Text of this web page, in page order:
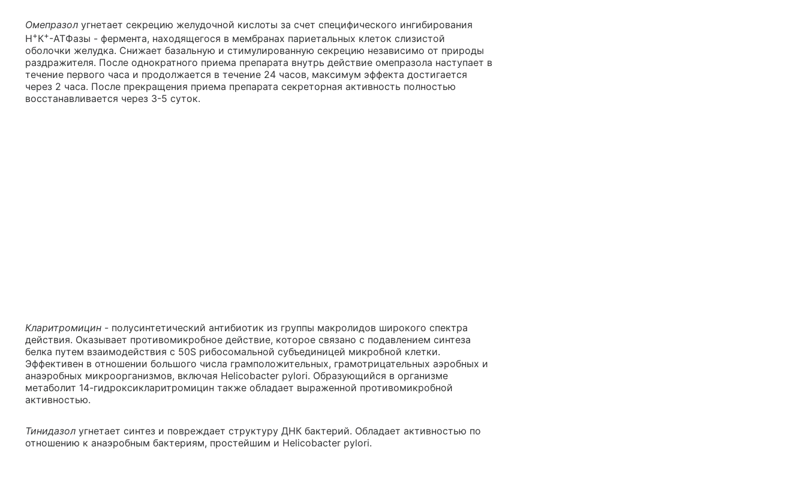
Омепразол угнетает секрецию желудочной кислоты за счет специфического ингибирования
Н+К+-АТФазы - фермента, находящегося в мембранах париетальных клеток слизистой
оболочки желудка. Снижает базальную и стимулированную секрецию независимо от природы
раздражителя. После однократного приема препарата внутрь действие омепразола наступает в
течение первого часа и продолжается в течение 24 часов, максимум эффекта достигается
через 2 часа. После прекращения приема препарата секреторная активность полностью
восстанавливается через 3-5 суток.
Кларитромицин - полусинтетический антибиотик из группы макролидов широкого спектра
действия. Оказывает противомикробное действие, которое связано с подавлением синтеза
белка путем взаимодействия с 50S рибосомальной субъединицей микробной клетки.
Эффективен в отношении большого числа грамположительных, грамотрицательных аэробных и
анаэробных микроорганизмов, включая Helicobacter pylori. Образующийся в организме
метаболит 14-гидроксикларитромицин также обладает выраженной противомикробной
активностью.
Тинидазол угнетает синтез и повреждает структуру ДНК бактерий. Обладает активностью по
отношению к анаэробным бактериям, простейшим и Helicobacter pylori.